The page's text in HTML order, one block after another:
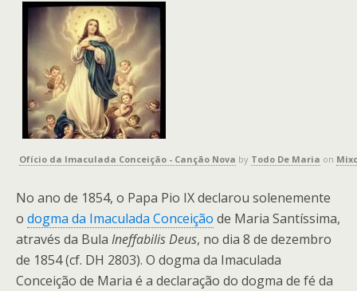
Ofício da Imaculada Conceição - Canção Nova by Todo De Maria on
No ano de 1854, o Papa Pio IX declarou solenemente
o dogma da Imaculada Conceição de Maria Santíssima,
através da Bula Ineffabilis Deus, no dia 8 de dezembro
de 1854 (cf. DH 2803). O dogma da Imaculada
Conceição de Maria é a declaração do dogma de fé da